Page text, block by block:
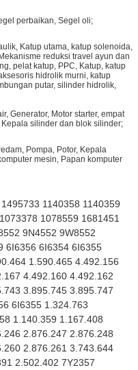
perbaikan, Segel oli;
Katup utama, katup solenoida,
reduksi travel ayun dan
pelat katup, PPC, Katup, katup
hidrolik murni, katup
putar, silinder hidrolik,
Generator, Motor starter, empat
silinder dan blok silinder;
Pompa, Potor, Kepala
mesin, Papan komputer
1140358 1140359
1078559 1681451
9N4552 9W8552
6I6356 6I6354 6I6355
1.590.465 4.492.156
4.492.160 4.492.162
3.895.745 3.895.747
6I6355 1.324.763
1.140.359 1.167.408
2.876.247 2.876.248
2.876.261 3.743.644
2.502.402 7Y2357